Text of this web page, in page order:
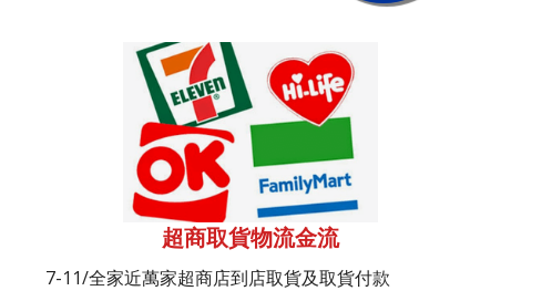
超商取貨物流金流
7-11/全家近萬家超商店到店取貨及取貨付款